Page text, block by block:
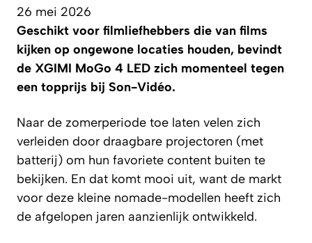
26 mei 2026
Geschikt voor filmliefhebbers die van films
kijken op ongewone locaties houden, bevindt
de XGIMI MoGo 4 LED zich momenteel tegen
een topprijs bij Son-Vidéo.
Naar de zomerperiode toe laten velen zich
verleiden door draagbare projectoren (met
batterij) om hun favoriete content buiten te
bekijken. En dat komt mooi uit, want de markt
voor deze kleine nomade-modellen heeft zich
de afgelopen jaren aanzienlijk ontwikkeld.